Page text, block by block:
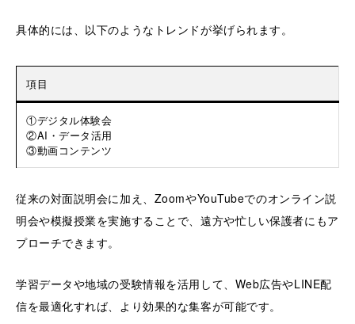
具体的には、以下のようなトレンドが挙げられます。
項目
①デジタル体験会
②AI・データ活用
③動画コンテンツ
従来の対面説明会に加え、ZoomやYouTubeでのオンライン説
明会や模擬授業を実施することで、遠方や忙しい保護者にもア
プローチできます。
学習データや地域の受験情報を活用して、Web広告やLINE配
信を最適化すれば、より効果的な集客が可能です。